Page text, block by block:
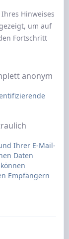
Hinweises
um auf
Fortschritt
anonym
Ihrer E-Mail-
Daten
Empfängern